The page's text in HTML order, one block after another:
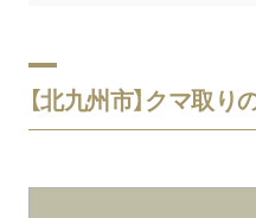
【北九州市】クマ取